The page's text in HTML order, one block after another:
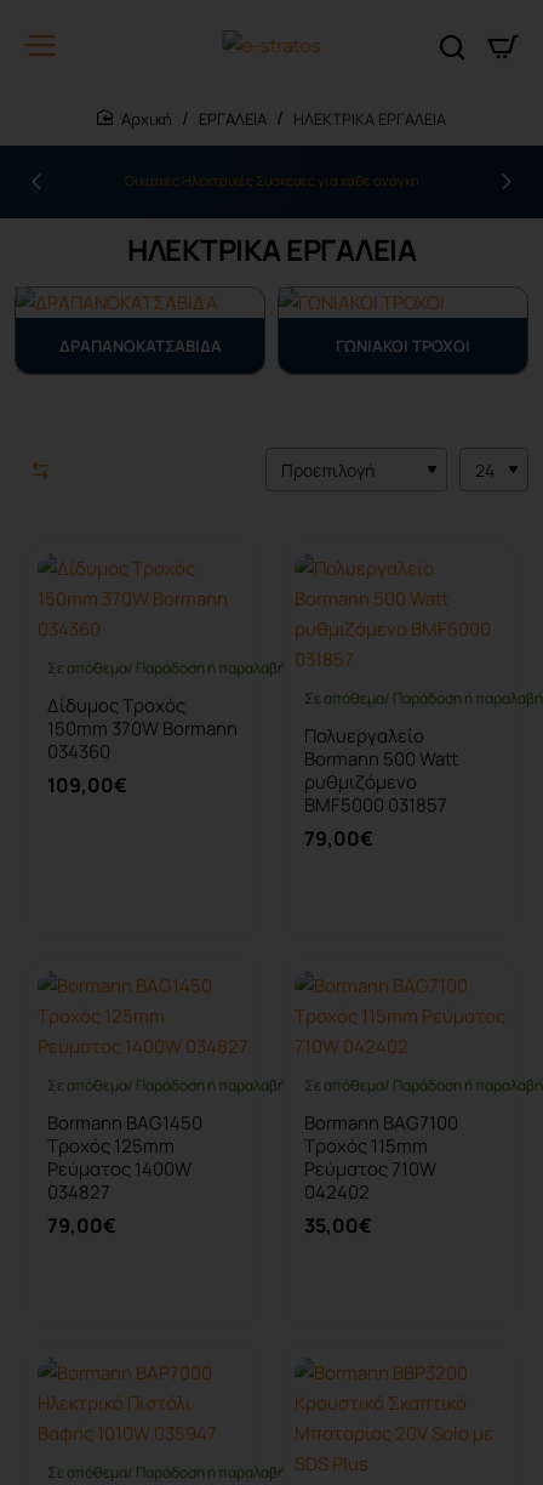
ΕΡΓΑΛΕΙΑ ΗΛΕΚΤΡΙΚΑ ΕΡΓΑΛΕΙΑ
Οικιακές Ηλεκτρικές Συσκευές για κάθε ανάγκη
ΗΛΕΚΤΡΙΚΑ ΕΡΓΑΛΕΙΑ
ΔΡΑΠΑΝΟΚΑΤΣΑΒΙΔΑ ΓΩΝΙΑΚΟΙ ΤΡΟΧΟΙ
Σε απόθεμα/ Παράδοση ή παραλαβή έως 10 ημέρες
Δίδυμος Τροχός
150mm 370W Bormann
034360
109,00€
Σε απόθεμα/ Παράδοση ή
Πολυεργαλείο
Bormann 500 Watt
ρυθμιζόμενο
BMF5000 031857
79,00€
Σε απόθεμα/ Παράδοση ή παραλαβή έως 10 ημέρες
Bormann BAG1450
Τροχός 125mm
Ρεύματος 1400W
034827
79,00€
Σε απόθεμα/ Παράδοση ή
Bormann BAG7100
Τροχός 115mm
Ρεύματος 710W
042402
35,00€
Σε απόθεμα/ Παράδοση ή παραλαβή έως 10 ημέρες